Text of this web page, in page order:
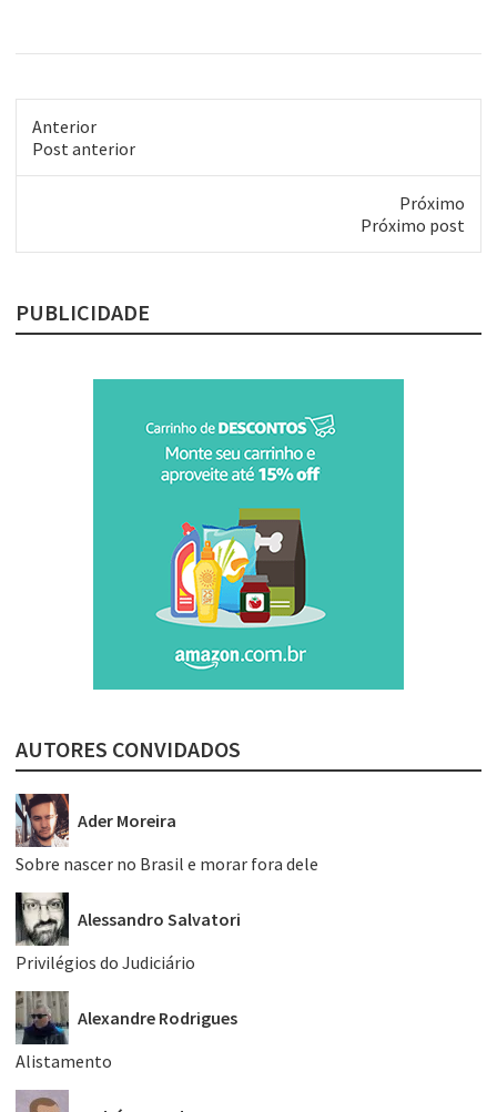
Anterior
Post
anterior:
Post anterior
Próximo
post:
Próximo post
PUBLICIDADE
AUTORES CONVIDADOS
Ader Moreira
Sobre nascer no Brasil e morar fora dele
Alessandro Salvatori
Privilégios do Judiciário
Alexandre Rodrigues
Alistamento